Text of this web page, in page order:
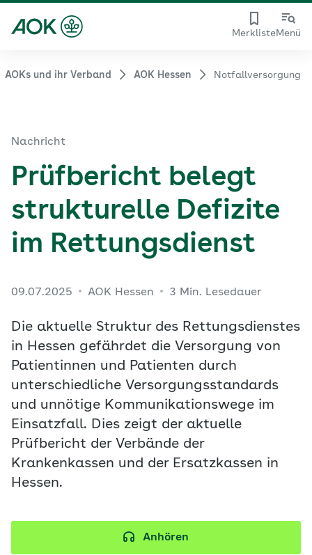
MerklisteMenü
AOKs und ihr Verband AOK Hessen Notfallversorgung
Nachricht
Prüfbericht belegt
strukturelle Defizite
im Rettungsdienst
09.07.2025 AOK Hessen 3 Min. Lesedauer
Die aktuelle Struktur des Rettungsdienstes
in Hessen gefährdet die Versorgung von
Patientinnen und Patienten durch
unterschiedliche Versorgungsstandards
und unnötige Kommunikationswege im
Einsatzfall. Dies zeigt der aktuelle
Prüfbericht der Verbände der
Krankenkassen und der Ersatzkassen in
Hessen.
Anhören